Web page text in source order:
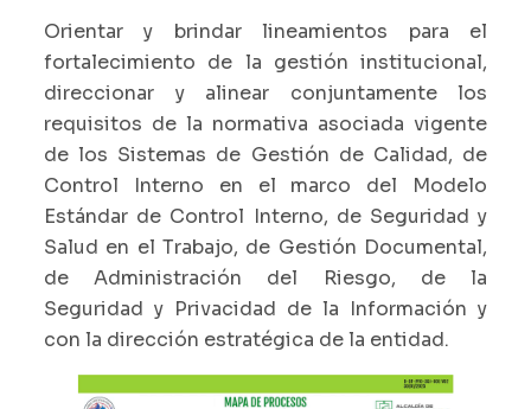
Orientar y brindar lineamientos para el
fortalecimiento de la gestión institucional,
direccionar y alinear conjuntamente los
requisitos de la normativa asociada vigente
de los Sistemas de Gestión de Calidad, de
Control Interno en el marco del Modelo
Estándar de Control Interno, de Seguridad y
Salud en el Trabajo, de Gestión Documental,
de Administración del Riesgo, de la
Seguridad y Privacidad de la Información y
con la dirección estratégica de la entidad.